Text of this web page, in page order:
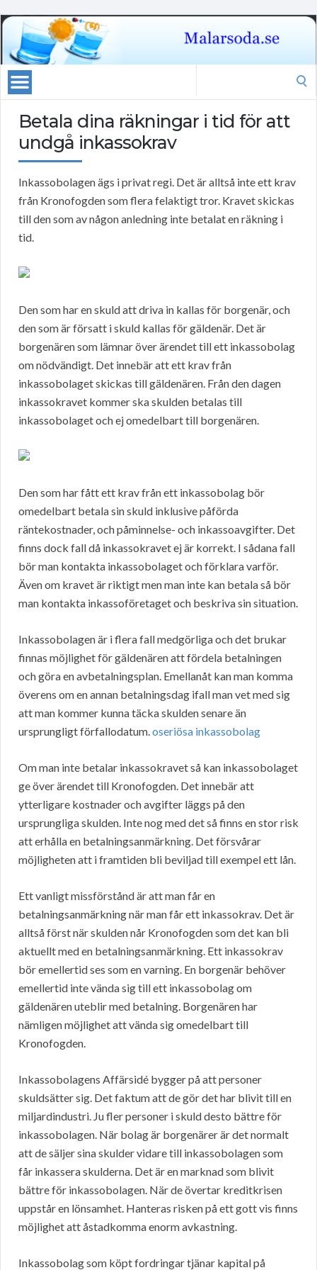
Betala dina räkningar i tid för att
undgå inkassokrav
Inkassobolagen ägs i privat regi. Det är alltså inte ett krav
från Kronofogden som flera felaktigt tror. Kravet skickas
till den som av någon anledning inte betalat en räkning i
tid.
Den som har en skuld att driva in kallas för borgenär, och
den som är försatt i skuld kallas för gäldenär. Det är
borgenären som lämnar över ärendet till ett inkassobolag
om nödvändigt. Det innebär att ett krav från
inkassobolaget skickas till gäldenären. Från den dagen
inkassokravet kommer ska skulden betalas till
inkassobolaget och ej omedelbart till borgenären.
Den som har fått ett krav från ett inkassobolag bör
omedelbart betala sin skuld inklusive påförda
räntekostnader, och påminnelse- och inkassoavgifter. Det
finns dock fall då inkassokravet ej är korrekt. I sådana fall
bör man kontakta inkassobolaget och förklara varför.
Även om kravet är riktigt men man inte kan betala så bör
man kontakta inkassoföretaget och beskriva sin situation.
Inkassobolagen är i flera fall medgörliga och det brukar
finnas möjlighet för gäldenären att fördela betalningen
och göra en avbetalningsplan. Emellanåt kan man komma
överens om en annan betalningsdag ifall man vet med sig
att man kommer kunna täcka skulden senare än
ursprungligt förfallodatum.oseriösa inkassobolag
Om man inte betalar inkassokravet så kan inkassobolaget
ge över ärendet till Kronofogden. Det innebär att
ytterligare kostnader och avgifter läggs på den
ursprungliga skulden. Inte nog med det så finns en stor risk
att erhålla en betalningsanmärkning. Det försvårar
möjligheten att i framtiden bli beviljad till exempel ett lån.
Ett vanligt missförstånd är att man får en
betalningsanmärkning när man får ett inkassokrav. Det är
alltså först när skulden når Kronofogden som det kan bli
aktuellt med en betalningsanmärkning. Ett inkassokrav
bör emellertid ses som en varning. En borgenär behöver
emellertid inte vända sig till ett inkassobolag om
gäldenären uteblir med betalning. Borgenären har
nämligen möjlighet att vända sig omedelbart till
Kronofogden.
Inkassobolagens Affärsidé bygger på att personer
skuldsätter sig. Det faktum att de gör det har blivit till en
miljardindustri. Ju fler personer i skuld desto bättre för
inkassobolagen. När bolag är borgenärer är det normalt
att de säljer sina skulder vidare till inkassobolagen som
får inkassera skulderna. Det är en marknad som blivit
bättre för inkassobolagen. När de övertar kreditkrisen
uppstår en lönsamhet. Hanteras risken på ett gott vis finns
möjlighet att åstadkomma enorm avkastning.
Inkassobolag som köpt fordringar tjänar kapital på